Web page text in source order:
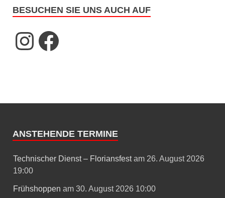
BESUCHEN SIE UNS AUCH AUF
ANSTEHENDE TERMINE
Technischer Dienst – Floriansfestam 26. August 2026
19:00
Frühshoppen am 30. August 2026 10:00